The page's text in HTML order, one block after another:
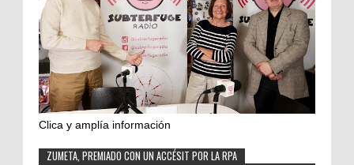
Clica y amplía información
ZUMETA, PREMIADO CON UN ACCÉSIT POR LA RPA